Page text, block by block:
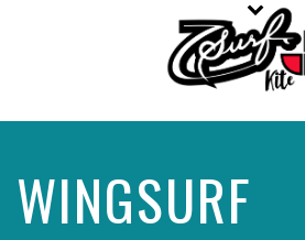
WINGSURF